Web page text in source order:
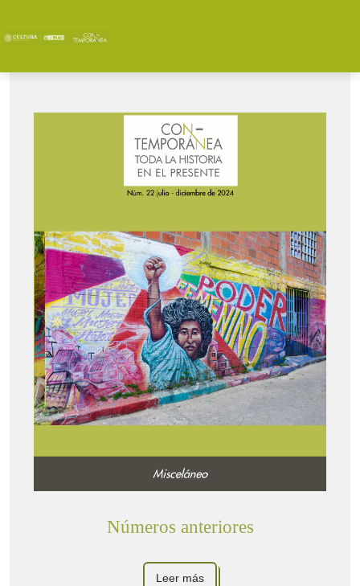
Números anteriores
Leer más